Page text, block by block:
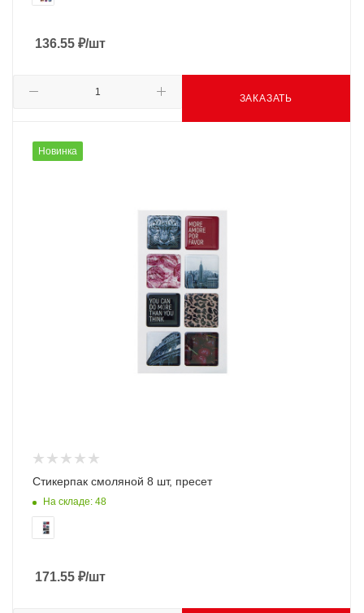
136.55 ₽/шт
ЗАКАЗАТЬ
Новинка
Стикерпак смоляной 8 шт, пресет
На складе: 48
171.55 ₽/шт